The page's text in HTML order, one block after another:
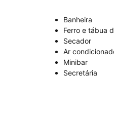
Banheira
Ferro e tábua
Secador
Ar
Minibar
Secretária